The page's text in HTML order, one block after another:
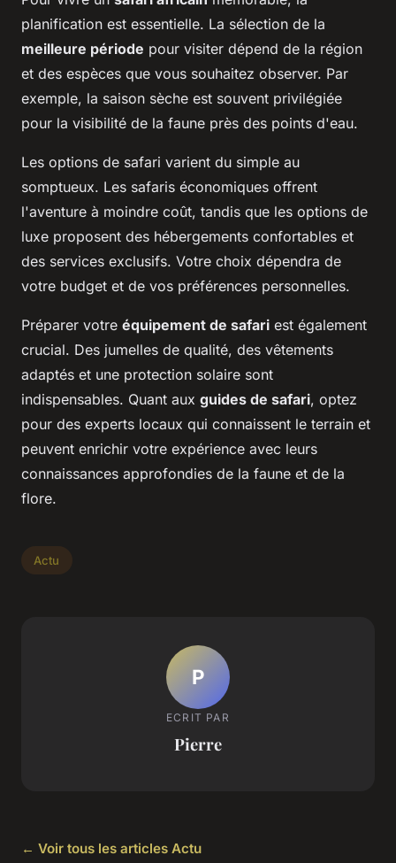
planification est essentielle. La sélection de la
meilleure période pour visiter dépend de la région
et des espèces que vous souhaitez observer. Par
exemple, la saison sèche est souvent privilégiée
pour la visibilité de la faune près des points d'eau.
Les options de safari varient du simple au
somptueux. Les safaris économiques offrent
l'aventure à moindre coût, tandis que les options de
luxe proposent des hébergements confortables et
des services exclusifs. Votre choix dépendra de
votre budget et de vos préférences personnelles.
Préparer votre équipement de safari est également
crucial. Des jumelles de qualité, des vêtements
adaptés et une protection solaire sont
indispensables. Quant aux guides de safari, optez
pour des experts locaux qui connaissent le terrain et
peuvent enrichir votre expérience avec leurs
connaissances approfondies de la faune et de la
flore.
Actu
P
ECRIT PAR
Pierre
← Voir tous les articles Actu